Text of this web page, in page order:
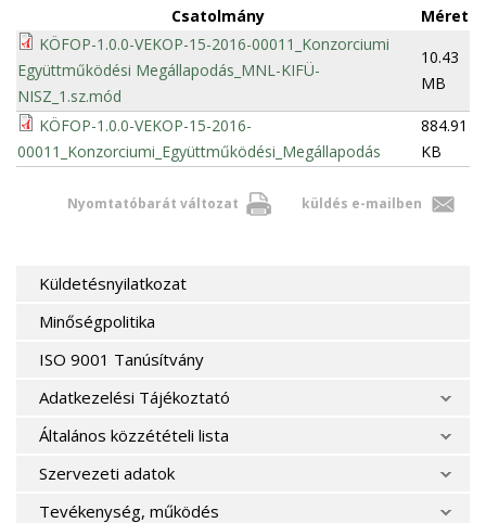
Csatolmány
Méret
KÖFOP-1.0.0-VEKOP-15-2016-00011_Konzorciumi
Együttműködési Megállapodás_MNL-KIFÜ-
NISZ_1.sz.mód
10.43
MB
KÖFOP-1.0.0-VEKOP-15-2016-
00011_Konzorciumi_Együttműködési_Megállapodás
884.91
KB
Nyomtatóbarát változat küldés e-mailben
Küldetésnyilatkozat
Minőségpolitika
ISO 9001 Tanúsítvány
Adatkezelési Tájékoztató
Általános közzétételi lista
Szervezeti adatok
Tevékenység, működés